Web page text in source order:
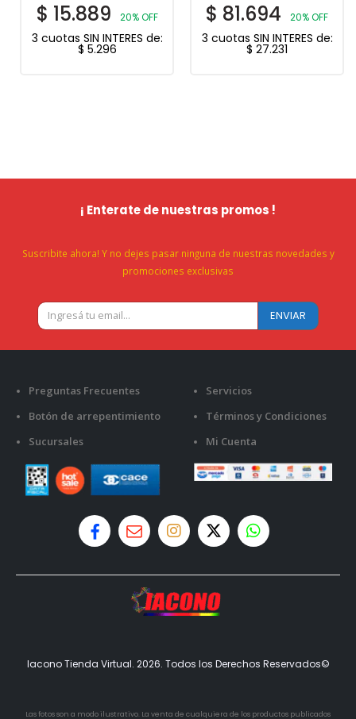
$ 15.889 20% OFF
3 cuotas SIN INTERES de:
$ 5.296
$ 81.694 20% OFF
3 cuotas SIN INTERES de:
$ 27.231
¡ Enterate de nuestras promos !
Suscribite ahora! Y no dejes pasar ninguna de nuestras novedades y
promociones exclusivas
Preguntas Frecuentes
Botón de arrepentimiento
Sucursales
Servicios
Términos y Condiciones
Mi Cuenta
Iacono Tienda Virtual. 2026. Todos los Derechos Reservados©
Las fotos son a modo ilustrativo. La venta de cualquiera de los productos publicados